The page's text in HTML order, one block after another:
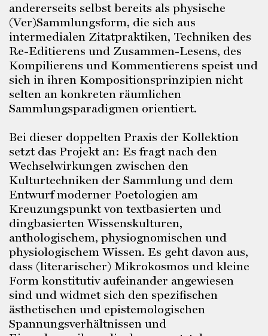
andererseits selbst bereits als physische
(Ver)Sammlungsform, die sich aus
intermedialen Zitatpraktiken, Techniken des
Re-Editierens und Zusammen-Lesens, des
Kompilierens und Kommentierens speist und
sich in ihren Kompositionsprinzipien nicht
selten an konkreten räumlichen
Sammlungsparadigmen orientiert.
Bei dieser doppelten Praxis der Kollektion
setzt das Projekt an: Es fragt nach den
Wechselwirkungen zwischen den
Kulturtechniken der Sammlung und dem
Entwurf moderner Poetologien am
Kreuzungspunkt von textbasierten und
dingbasierten Wissenskulturen,
anthologischem, physiognomischen und
physiologischem Wissen. Es geht davon aus,
dass (literarischer) Mikrokosmos und kleine
Form konstitutiv aufeinander angewiesen
sind und widmet sich den spezifischen
ästhetischen und epistemologischen
Spannungsverhältnissen und